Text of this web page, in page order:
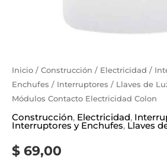
Inicio / Construcción / Electricidad /
Enchufes / Interruptores / Llaves de
Módulos Contacto Electricidad Colon
Construcción, Electricidad,
Interruptores y Enchufes, Llaves
$ 69,00